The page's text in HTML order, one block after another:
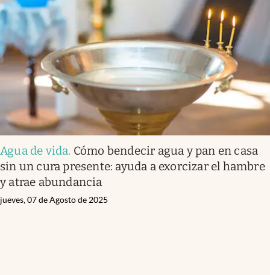
Agua de vida. Cómo bendecir agua y pan en casa
sin un cura presente: ayuda a exorcizar el hambre
y atrae abundancia
jueves, 07 de Agosto de 2025